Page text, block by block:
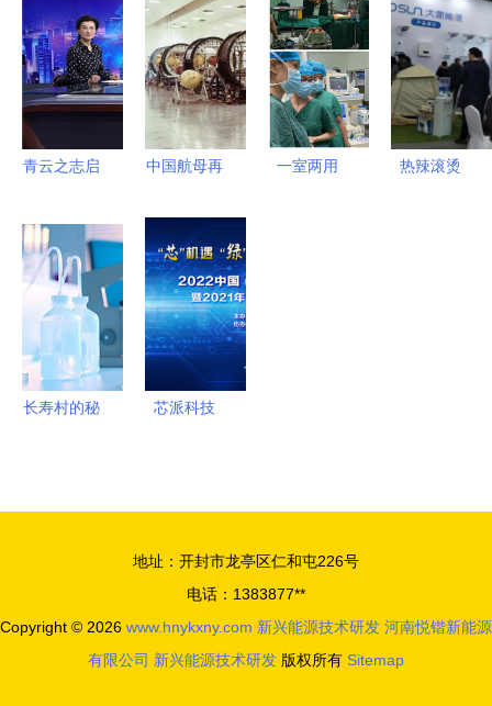
1000万成
立新能源公
司，聚焦新
兴技术研发
开迈斯新能
源科技公司
成立聚焦新
兴能源技术
研发
验室的双重
使命
车，共筑动
力电池创新
高地
青云之志启
媛携江西新
节铸就新兴
能源科技高
地
中国航母再
越式革命技
术引领全
球，仅中美
掌握新兴能
源研发
一室两用
热辣滚烫
长寿村的秘
芯派科技
地址：开封市龙亭区仁和屯226号
电话：1383877**
Copyright © 2026 www.hnykxny.com 新兴能源技术研发 河南悦锴新能源
有限公司 新兴能源技术研发 版权所有 Sitemap